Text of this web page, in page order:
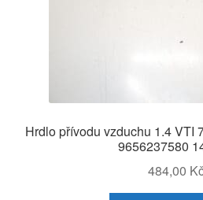
Hrdlo přívodu vzduchu 1.4 VTI
9656237580
484,00